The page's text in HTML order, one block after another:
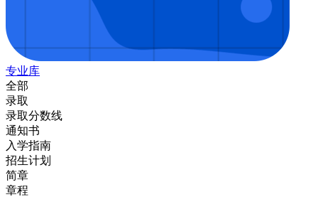
专业库
全部
录取
录取分数线
通知书
入学指南
招生计划
简章
章程